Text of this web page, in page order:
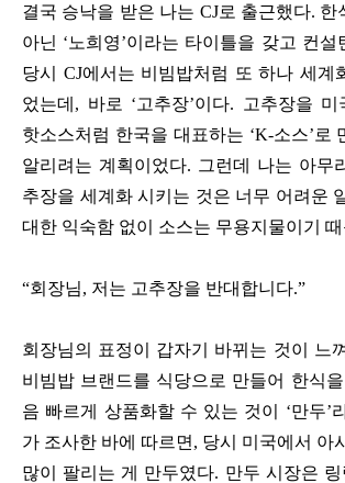
결국 승낙을 받은 나는 CJ로 출근했다. 한
아닌 ‘노희영’이라는 타이틀을 갖고 컨설
당시 CJ에서는 비빔밥처럼 또 하나 세계
었는데, 바로 ‘고추장’이다. 고추장을 미
핫소스처럼 한국을 대표하는 ‘K-소스’로
알리려는 계획이었다. 그런데 나는 아무
추장을 세계화 시키는 것은 너무 어려운
대한 익숙함 없이 소스는 무용지물이기
“회장님, 저는 고추장을 반대합니다.”
회장님의 표정이 갑자기 바뀌는 것이 느
비빔밥 브랜드를 식당으로 만들어 한식
음 빠르게 상품화할 수 있는 것이 ‘만두’
가 조사한 바에 따르면, 당시 미국에서 아
많이 팔리는 게 만두였다. 만두 시장은